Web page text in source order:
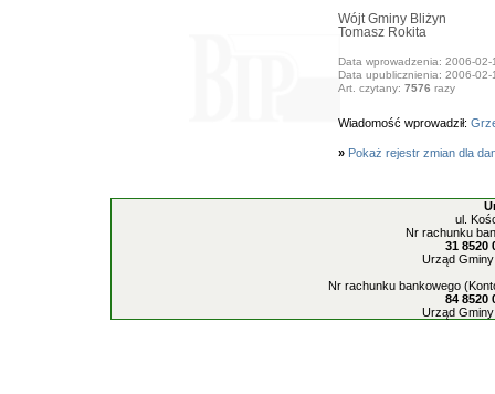
Wójt Gminy Bliżyn
Tomasz Rokita
Data wprowadzenia: 2006-02-
Data upublicznienia: 2006-02-
Art. czytany: 7576 razy
Wiadomość wprowadził:
» Pokaż rejestr zmian dla
ul.
Nr rachunku
31 8520
Urząd
Nr rachunku bankowego
84 8520
Urząd